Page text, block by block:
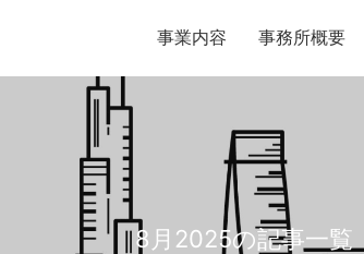
事業内容 事務所概要
8月2025の記事一覧